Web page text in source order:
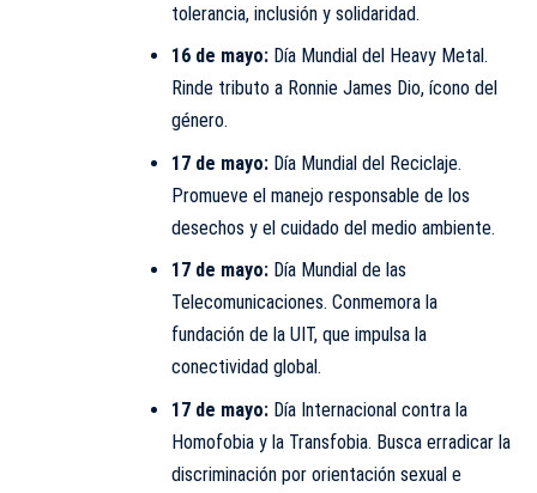
tolerancia, inclusión y solidaridad.
16 de mayo:Día Mundial del Heavy Metal.
Rinde tributo a Ronnie James Dio, ícono del
género.
17 de mayo:Día Mundial del Reciclaje.
Promueve el manejo responsable de los
desechos y el cuidado del medio ambiente.
17 de mayo:Día Mundial de las
Telecomunicaciones. Conmemora la
fundación de la UIT, que impulsa la
conectividad global.
17 de mayo:Día Internacional contra la
Homofobia y la Transfobia. Busca erradicar la
discriminación por orientación sexual e